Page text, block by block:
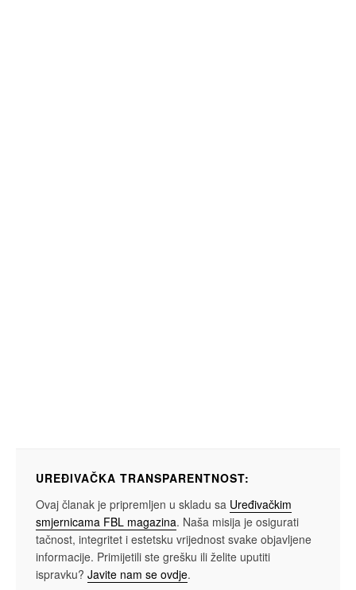
UREĐIVAČKA TRANSPARENTNOST:
Ovaj članak je pripremljen u skladu sa Uređivačkim
smjernicama FBL magazina. Naša misija je osigurati
tačnost, integritet i estetsku vrijednost svake objavljene
informacije. Primijetili ste grešku ili želite uputiti
ispravku? Javite nam se ovdje.